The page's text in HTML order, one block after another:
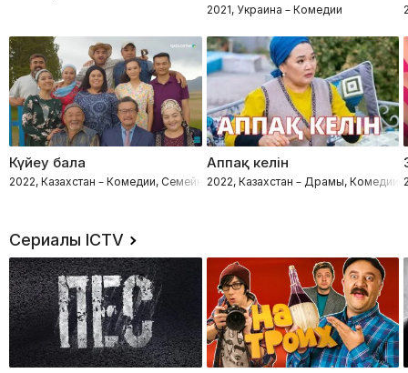
2021, Украина – Комедии
Күйеу бала
2022, Казахстан – Комедии, Семейные
Аппақ келін
2022, Казахстан – Драмы, Комедии
Сериалы ICTV